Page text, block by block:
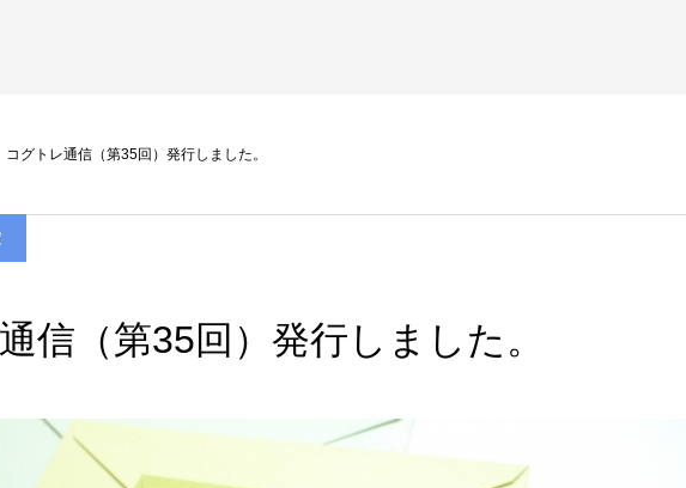
コグトレ通信（第35回）発行しました。
信（第35回）発行しました。